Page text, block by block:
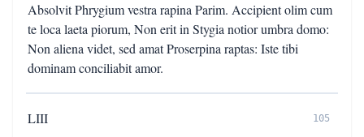
Absolvit Phrygium vestra rapina Parim. Accipient olim cum
te loca laeta piorum, Non erit in Stygia notior umbra domo:
Non aliena videt, sed amat Proserpina raptas: Iste tibi
dominam conciliabit amor.
LIII 105